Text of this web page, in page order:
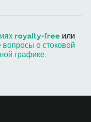
royalty-free или
о стоковой
графике.